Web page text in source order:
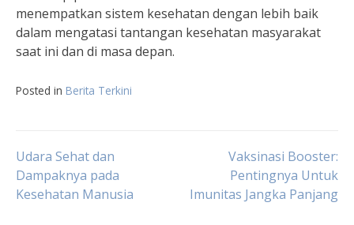
menempatkan sistem kesehatan dengan lebih baik
dalam mengatasi tantangan kesehatan masyarakat
saat ini dan di masa depan.
Posted in Berita Terkini
Navigasi
pos
Udara Sehat dan
Dampaknya pada
Kesehatan Manusia
Vaksinasi Booster:
Pentingnya Untuk
Imunitas Jangka Panjang